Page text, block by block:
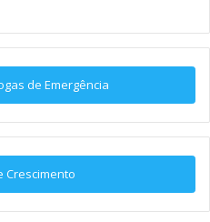
de Emergência
Crescimento